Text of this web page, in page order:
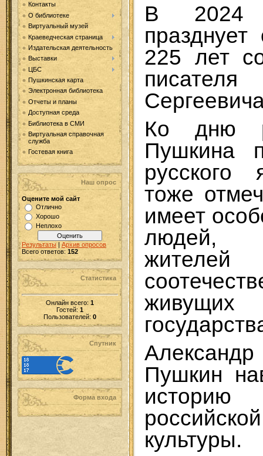
Контакты
О библиотеке
Виртуальный музей
Краеведческая страница
Издательская деятельность
Выставки
ЦБС
Пушкинская карта
Электронная библиотека
Отчеты и планы
Доступная среда
Библиотека в СМИ
Виртуальная справочная
служба
Гостевая книга
Наш опрос
Оцените мой сайт
Отлично
Хорошо
Неплохо
Результаты | Архив опросов
Всего ответов: 152
Статистика
Онлайн всего: 1
Гостей: 1
Пользователей: 0
Спутник
Форма входа
В 2024
225 лет
Ко дню
Пушкина
русского
тоже
имеет
людей,
Пушкин
культуры.